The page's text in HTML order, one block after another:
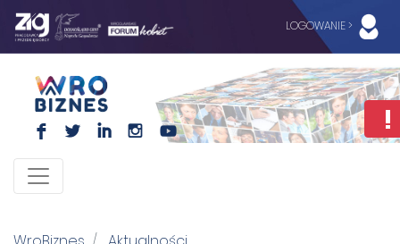
LOGOWANIE >
F L I I